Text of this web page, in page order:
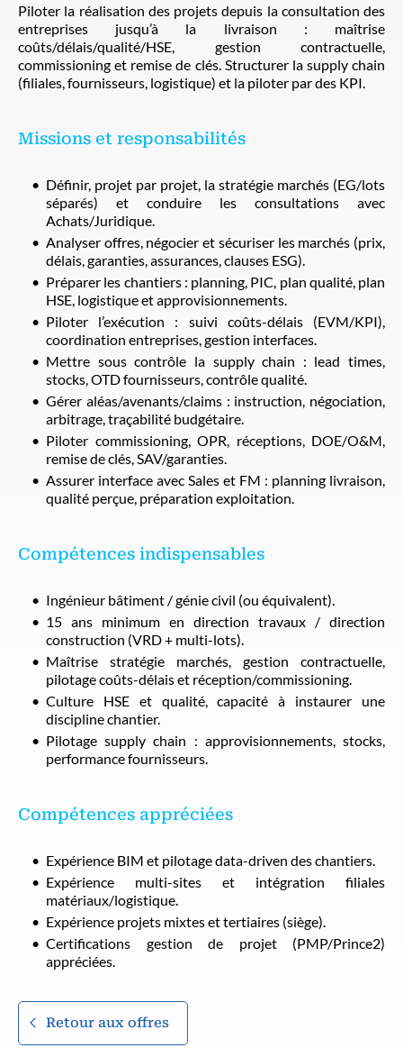
Piloter la réalisation des projets depuis la consultation des
entreprises jusqu’à la livraison : maîtrise
coûts/délais/qualité/HSE, gestion contractuelle,
commissioning et remise de clés. Structurer la supply chain
(filiales, fournisseurs, logistique) et la piloter par des KPI.
Missions et responsabilités
Définir, projet par projet, la stratégie marchés (EG/lots
séparés) et conduire les consultations avec
Achats/Juridique.
Analyser offres, négocier et sécuriser les marchés (prix,
délais, garanties, assurances, clauses ESG).
Préparer les chantiers : planning, PIC, plan qualité, plan
HSE, logistique et approvisionnements.
Piloter l’exécution : suivi coûts-délais (EVM/KPI),
coordination entreprises, gestion interfaces.
Mettre sous contrôle la supply chain : lead times,
stocks, OTD fournisseurs, contrôle qualité.
Gérer aléas/avenants/claims : instruction, négociation,
arbitrage, traçabilité budgétaire.
Piloter commissioning, OPR, réceptions, DOE/O&M,
remise de clés, SAV/garanties.
Assurer interface avec Sales et FM : planning livraison,
qualité perçue, préparation exploitation.
Compétences indispensables
Ingénieur bâtiment / génie civil (ou équivalent).
15 ans minimum en direction travaux / direction
construction (VRD + multi-lots).
Maîtrise stratégie marchés, gestion contractuelle,
pilotage coûts-délais et réception/commissioning.
Culture HSE et qualité, capacité à instaurer une
discipline chantier.
Pilotage supply chain : approvisionnements, stocks,
performance fournisseurs.
Compétences appréciées
Expérience BIM et pilotage data-driven des chantiers.
Expérience multi-sites et intégration filiales
matériaux/logistique.
Expérience projets mixtes et tertiaires (siège).
Certifications gestion de projet (PMP/Prince2)
appréciées.
Retour aux offres